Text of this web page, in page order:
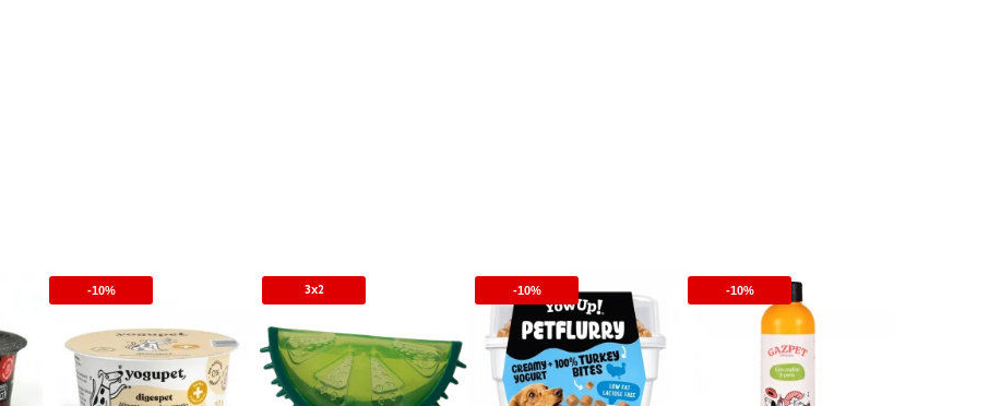
-10% 3x2 -10% -10%